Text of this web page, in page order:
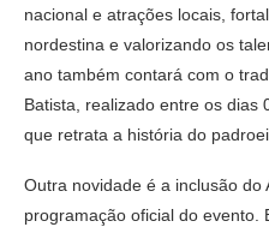
nacional e atrações locais,
nordestina e valorizando os
ano também contará com o
Batista, realizado entre os dias
que retrata a história do
Outra novidade é a inclusão do
programação oficial do evento.